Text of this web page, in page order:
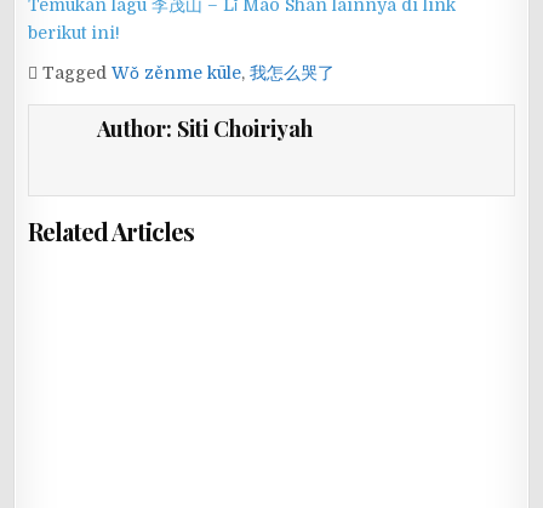
Temukan lagu 李茂山 – Lǐ Mào Shān lainnya di link
berikut ini!
TaggedWǒ zěnme kūle,我怎么哭了
Author: Siti Choiriyah
Related Articles